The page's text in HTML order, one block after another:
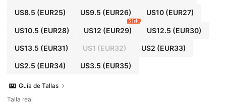
US8.5 (EUR25) US9.5 (EUR26) US10(EUR27)
US10.5 (EUR28) US12 (EUR29)
5 left
US12.5 (EUR30)
US13.5 (EUR31) US1 (EUR32) US2 (EUR33)
US2.5 (EUR34) US3.5 (EUR35)
Guía de Tallas
Talla real